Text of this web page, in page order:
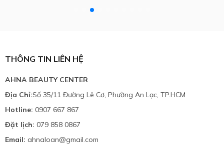
THÔNG TIN LIÊN HỆ
AHNA BEAUTY CENTER
Địa Chỉ:Số 35/11 Đường Lê Cơ, Phường An Lạc, TP.HCM
Hotline: 0907 667 867
Đặt lịch: 079 858 0867
Email: ahnaloan@gmail.com